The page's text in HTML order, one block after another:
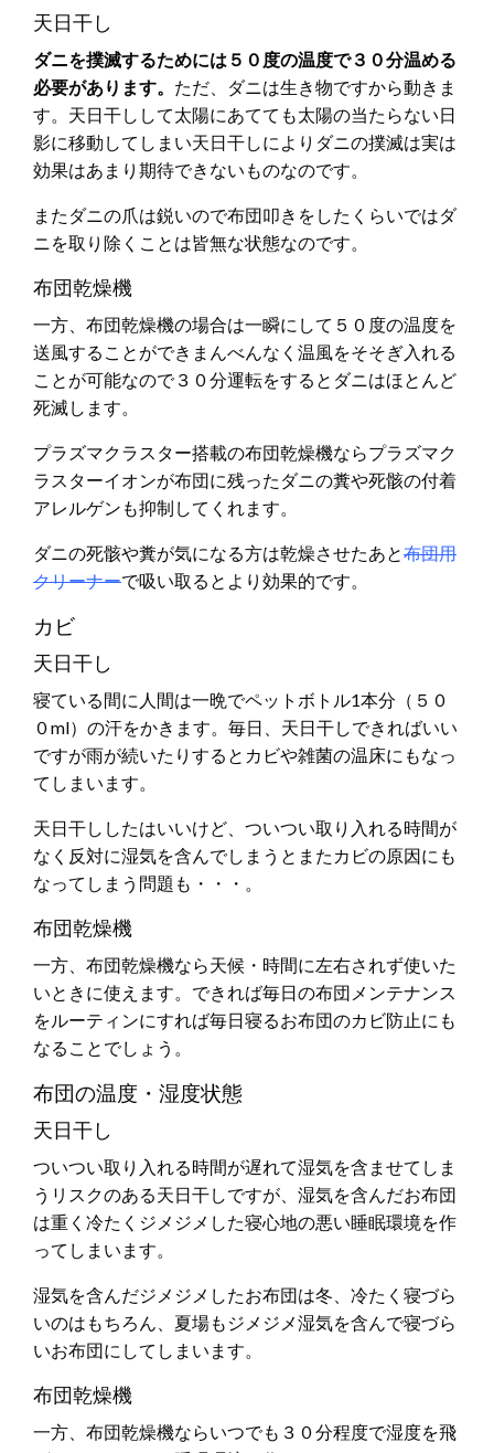
天日干し
ダニを撲滅するためには５０度の温度で３０分温める
必要があります。 ただ、ダニは生き物ですから動きま
す。天日干しして太陽にあてても太陽の当たらない日
影に移動してしまい天日干しによりダニの撲滅は実は
効果はあまり期待できないものなのです。
またダニの爪は鋭いので布団叩きをしたくらいではダ
ニを取り除くことは皆無な状態なのです。
布団乾燥機
一方、布団乾燥機の場合は一瞬にして５０度の温度を
送風することができまんべんなく温風をそそぎ入れる
ことが可能なので３０分運転をするとダニはほとんど
死滅します。
プラズマクラスター搭載の布団乾燥機ならプラズマク
ラスターイオンが布団に残ったダニの糞や死骸の付着
アレルゲンも抑制してくれます。
ダニの死骸や糞が気になる方は乾燥させたあと布団用
クリーナーで吸い取るとより効果的です。
カビ
天日干し
寝ている間に人間は一晩でペットボトル1本分（５０
０ml）の汗をかきます。毎日、天日干しできればいい
ですが雨が続いたりするとカビや雑菌の温床にもなっ
てしまいます。
天日干ししたはいいけど、ついつい取り入れる時間が
なく反対に湿気を含んでしまうとまたカビの原因にも
なってしまう問題も・・・。
布団乾燥機
一方、布団乾燥機なら天候・時間に左右されず使いた
いときに使えます。できれば毎日の布団メンテナンス
をルーティンにすれば毎日寝るお布団のカビ防止にも
なることでしょう。
布団の温度・湿度状態
天日干し
ついつい取り入れる時間が遅れて湿気を含ませてしま
うリスクのある天日干しですが、湿気を含んだお布団
は重く冷たくジメジメした寝心地の悪い睡眠環境を作
ってしまいます。
湿気を含んだジメジメしたお布団は冬、冷たく寝づら
いのはもちろん、夏場もジメジメ湿気を含んで寝づら
いお布団にしてしまいます。
布団乾燥機
一方、布団乾燥機ならいつでも３０分程度で湿度を飛